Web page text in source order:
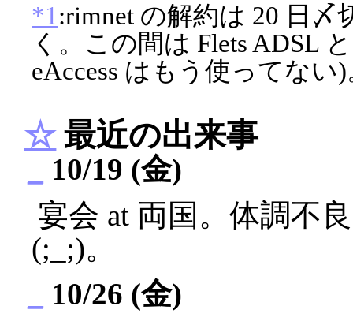
*1 :rimnet の解約は 20 日
く。この間は Flets ADSL
eAccess はもう使ってない)
☆最近の出来事
10/19 (金)
宴会 at 両国。体調不
(;_;)。
10/26 (金)